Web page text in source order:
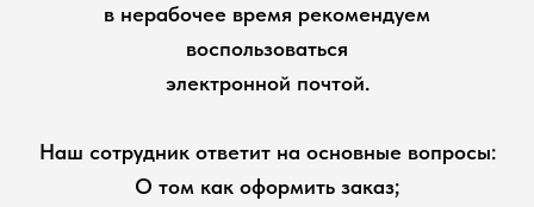
в нерабочее время рекомендуем
воспользоваться
электронной почтой.
Наш сотрудник ответит на основные вопросы:
О том как оформить заказ;